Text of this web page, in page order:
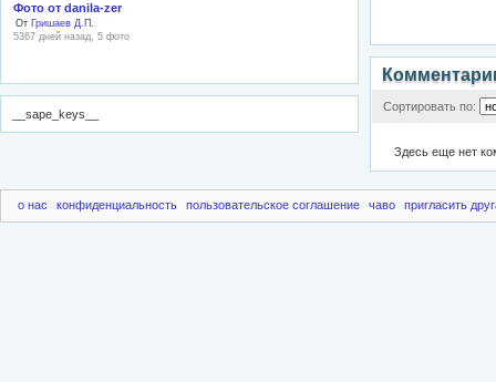
Фото от danila-zer
От Гришаев Д.П.
5367 дней назад, 5 фото
__sape_keys__
Сортировать по:
Здесь еще нет
о нас конфиденциальность пользовательское соглашение чаво пригласить